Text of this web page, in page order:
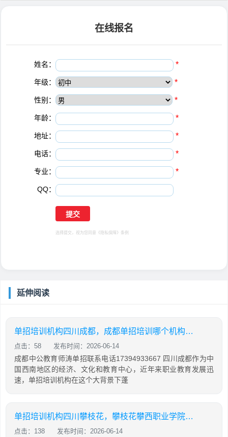
在线报名
姓名： *
年级： *
性别： *
年龄： *
地址： *
电话： *
专业： *
QQ：
选择提交，视为您同意 《隐私保障》 条例
延伸阅读
单招培训机构四川成都，成都单招培训哪个机构最好
点击：58 发布时间：2026-06-14
成都中公教育师涛单招联系电话17394933667 四川成都作为中
国西南地区的经济、文化和教育中心，近年来职业教育发展迅
速，单招培训机构在这个大背景下蓬
单招培训机构四川攀枝花，攀枝花攀西职业学院单招
点击：138 发布时间：2026-06-14